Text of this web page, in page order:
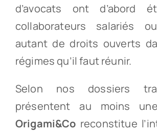
Contact
d’avocats ont d’abord
collaborateurs salariés
autant de droits ouverts
régimes qu’il faut réunir.
Selon nos dossiers
présentent au moins
Origami&Co reconstitue